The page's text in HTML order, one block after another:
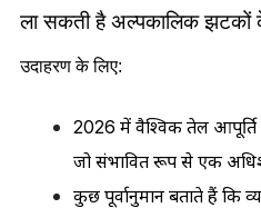
ला सकती है अल्पकालिक झटकों
उदाहरण के लिए:
2026 में वैश्विक तेल आपूर्ति
जो संभावित रूप से एक
कुछ पूर्वानुमान बताते हैं कि